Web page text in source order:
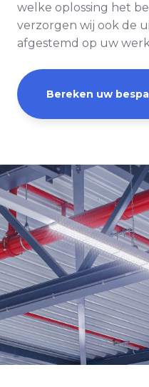
welke oplossing het
verzorgen wij ook de
afgestemd op uw
Bereken uw